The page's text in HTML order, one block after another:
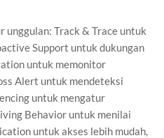
Track & Trace untuk
Support untuk dukungan
untuk memonitor
Alert untuk mendeteksi
untuk mengatur
Behavior untuk menilai
untuk akses lebih mudah,